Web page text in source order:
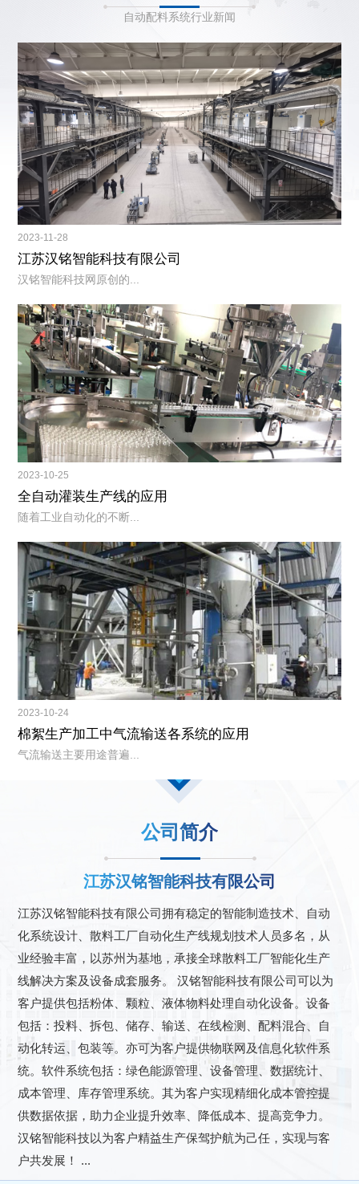
自动配料系统行业新闻
2023-11-28
江苏汉铭智能科技有限公司
汉铭智能科技网原创的...
2023-10-25
全自动灌装生产线的应用
随着工业自动化的不断...
2023-10-24
棉絮生产加工中气流输送各系统的应用
气流输送主要用途普遍...
公司简介
江苏汉铭智能科技有限公司
江苏汉铭智能科技有限公司拥有稳定的智能制造技术、自动
化系统设计、散料工厂自动化生产线规划技术人员多名，从
业经验丰富，以苏州为基地，承接全球散料工厂智能化生产
线解决方案及设备成套服务。 汉铭智能科技有限公司可以为
客户提供包括粉体、颗粒、液体物料处理自动化设备。设备
包括：投料、拆包、储存、输送、在线检测、配料混合、自
动化转运、包装等。亦可为客户提供物联网及信息化软件系
统。软件系统包括：绿色能源管理、设备管理、数据统计、
成本管理、库存管理系统。其为客户实现精细化成本管控提
供数据依据，助力企业提升效率、降低成本、提高竞争力。
汉铭智能科技以为客户精益生产保驾护航为己任，实现与客
户共发展！ ...